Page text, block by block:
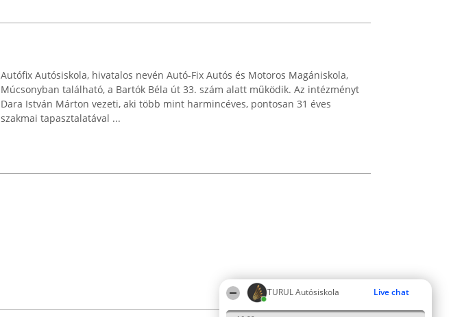
TURUL Autósiskola Live chat
Autófix Autósiskola, hivatalos nevén Autó-Fix Autós és Motoros Magániskola,
Múcsonyban található, a Bartók Béla út 33. szám alatt működik. Az intézményt
Dara István Márton vezeti, aki több mint harmincéves, pontosan 31 éves
szakmai tapasztalatával ...